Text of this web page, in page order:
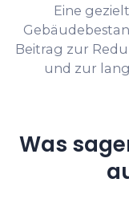
Eine
Beitrag zur
und zur
Was